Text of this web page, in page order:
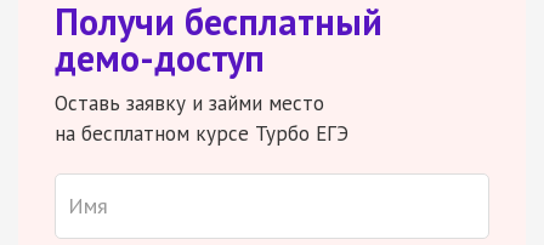
Получи бесплатный
демо-доступ
Оставь заявку и займи место
на бесплатном курсе Турбо ЕГЭ